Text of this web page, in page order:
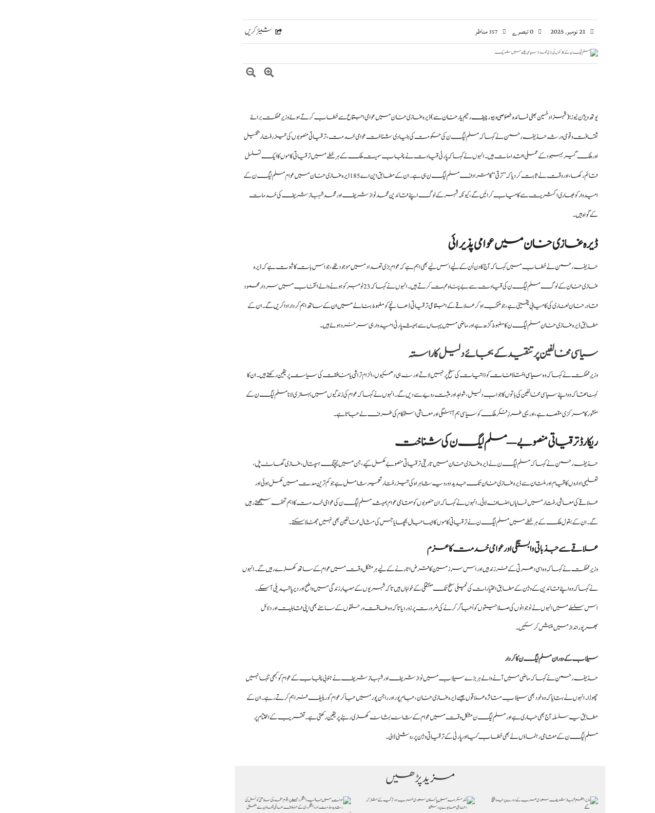
شیئر کریں 21 نومبر, 2025 357مناظر
یوتھ ویژن نیوز:( شہزاد حُسین بھٹی نمائدہ خصؤصی و بیورچیف رحیم یار خان سے)ڈیرہ غازی خان میں عوامی اجتماع سے خطاب کرتے ہوئے وزیرِ مملکت برائے
ثقافت و قومی ورثہ حذیفہ رحمن نے کہا کہ مسلم لیگ ن کی حکومت کی بنیادی شناخت عوامی خدمت، ترقیاتی منصوبوں کی تیز رفتار تکمیل
اور ملک گیر بہبود کے عملی اقدامات ہیں۔ انہوں نے کہا کہ پارٹی قیادت نے پنجاب سمیت ملک کے ہر خطے میں ترقیاتی کاموں کا ایک تسلسل
قائم رکھا، اور وقت نے ثابت کردیا کہ ’’ترقی‘‘ کا مترادف مسلم لیگ ن ہی ہے۔ ان کے مطابق این اے 185 ڈیرہ غازی خان میں عوام مسلم لیگ ن کے
امیدوار کو بھاری اکثریت سے کامیاب کرائیں گے، کیونکہ شہر کے لوگ اپنے قائدین محمد نواز شریف اور محمد شہباز شریف کی خدمات
کے گواہ ہیں۔
ڈیرہ غازی خان میں عوامی پذیرائی
حذیفہ رحمن نے خطاب میں کہا کہ آج کا دن اُن کے لیے اس لیے بھی اہم ہے کہ عوام بڑی تعداد میں موجود تھے، جو اس بات کا ثبوت ہے کہ ڈیرہ
غازی خان کے لوگ مسلم لیگ ن کی قیادت سے بے پناہ محبت کرتے ہیں۔ انہوں نے کہا کہ 23 نومبر کو ہونے والے انتخاب میں سردار محمود
قادر خان لغاری کی کامیابی یقینی ہے، جو منتخب ہوکر علاقے کے اجتماعی ترقیاتی ڈھانچے کومضبوط بنانے میں ان کے ساتھ اہم کردار ادا کریںگے۔ ان کے
مطابق ڈیرہ غازی خان مسلم لیگ ن کا مضبوط گڑھ ہے اور ماضی میں یہاں سے ہمیشہ پارٹی امیدوار ہی سرخرو ہوئے ہیں۔
سیاسی مخالفین پر تنقید کے بجائے دلیل کا راستہ
وزیرِ مملکت نے کہا کہ وہ سیاسی اختلافاتکو ذاتیات کی سطح پر نہیں لاتے اور نہ ہی دھمکیوں، الزام تراشی یا منافقت کی سیاست پر یقین رکھتے ہیں۔ ان کا
کہنا تھا کہ وہ اپنے سیاسی مخالفین کی باتوں کا جواب دلیل، شواہد اور مثبت رویے سے دیں گے۔ انہوں نے کہا کہ عوام کی زندگیوں میں بہتری لانا مسلم لیگ ن کے
منشور کا مرکزی مقصد ہے، اور یہی طرزِ فکر ملک کو سیاسی ہم آہنگی اور معاشی استحکام کی طرف لے جاتا ہے۔
ریکارڈ ترقیاتی منصوبے — مسلم لیگ ن کی شناخت
حذیفہ رحمن نے کہا کہ مسلم لیگ ن نے ڈیرہ غازی خان میں تاریخی ترقیاتی منصوبے مکمل کیے، جن میں ٹیچنگ ہسپتال، غازی گھاٹ پل،
تعلیمی اداروں کا قیام اور ملتان سے ڈیرہ غازی خان تک جدید دورویہ شاہراہ کی تیز رفتار تعمیر شامل ہے جو کم ترین مدت میں مکمل ہوئی اور
علاقے کی معاشی رفتار میں نمایاں اضافہ لائی۔ انہوں نے کہا کہ ان منصوبوں کو مقامی عوام ہمیشہ مسلم لیگ ن کی عوامی خدمت کا اہم تحفہ سمجھتے رہیں
گے۔ ان کے بقول ملک کے ہر خطے میں مسلم لیگ ن نے ترقیاتی کاموں کا ایسا جال بچھایا جس کی مثال مخالفین بھی نہیں جھٹلا سکتے۔
علاقے سے جذباتی وابستگی اور عوامی خدمت کا عزم
وزیرِ مملکت نے کہا کہ وہ اسی دھرتی کے فرزند ہیں اور اس سرزمین کا قرض اتارنے کے لیے ہر مشکل وقت میں عوام کے ساتھ کھڑے رہیں گے۔ انہوں
نے کہا کہ وہ اپنے قائدین کے وژن کے مطابق اختیارات کی نچلی سطح تک منتقلی کے خواہاں ہیں تاکہ شہریوں کے معیارِ زندگی میں واضح اور دیرپا تبدیلی آسکے۔
اس سلسلے میں انہوں نے نوجوانوں کی صلاحیتوں کو اُجاگر کرنے کی ضرورت پر زور دیا تاکہ وہ طاقت ور حلقوں کے سامنے بھی اپنی قابلیت اور دلائل
بھرپور انداز میں پیش کر سکیں۔
سیلاب کے دوران مسلم لیگ ن کا کردار
حذیفہ رحمن نے کہا کہ ماضی میں آنے والے ہر بڑے سیلاب میں نواز شریف اور شہباز شریف نے جنوبی پنجاب کے عوام کو کبھی تنہا نہیں
چھوڑا۔ انہوں نے بتایا کہ وہ خود بھی سیلاب متاثرہ علاقوں جیسے ڈیرہ غازی خان، جام پور اور راجن پور میں جاکر عوام کو ریلیف فراہم کرتے رہے۔ ان کے
مطابق یہ سلسلہ آج بھی جاری ہے اور مسلم لیگ ن مشکل وقت میں عوام کے شانہ بشانہ کھڑی رہنے پر یقین رکھتی ہے۔ تقریب کے اختتام پر
مسلم لیگ ن کے مقامی رہنماؤں نے بھی خطاب کیا اور پارٹی کے ترقیاتی وژن پر روشنی ڈالی۔
مزید پڑھیں